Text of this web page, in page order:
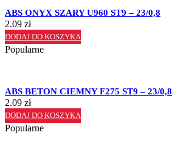
ABS ONYX SZARY U960 ST9 – 23/0,8
2.09 zł
DODAJ DO KOSZYKA
Popularne
ABS BETON CIEMNY F275 ST9 – 23/0,8
2.09 zł
DODAJ DO KOSZYKA
Popularne